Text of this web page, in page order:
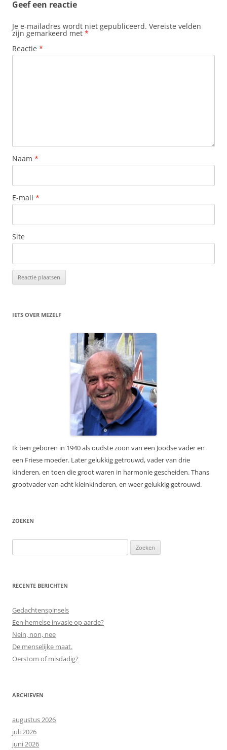
Geef een reactie
Je e-mailadres wordt niet gepubliceerd. Vereiste velden
zijn gemarkeerd met *
Reactie *
Naam *
E-mail *
Site
IETS OVER MEZELF
Ik ben geboren in 1940 als oudste zoon van een Joodse vader en
een Friese moeder. Later gelukkig getrouwd, vader van drie
kinderen, en toen die groot waren in harmonie gescheiden. Thans
grootvader van acht kleinkinderen, en weer gelukkig getrouwd.
ZOEKEN
naar:
RECENTE BERICHTEN
Gedachtenspinsels
Een hemelse invasie op aarde?
Nein, non, nee
De menselijke maat.
Oerstom of misdadig?
ARCHIEVEN
augustus 2026
juli 2026
juni 2026